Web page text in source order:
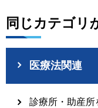
同じカテゴリ
医療法関連
診療所・助産所